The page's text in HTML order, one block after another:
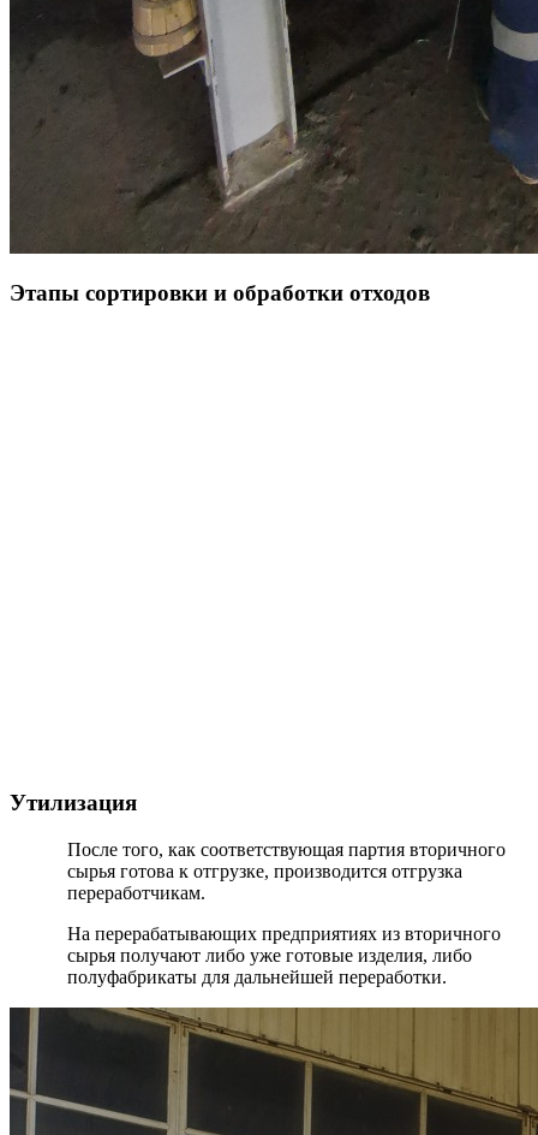
Этапы сортировки и обработки отходов
Утилизация
После того, как соответствующая партия вторичного
сырья готова к отгрузке, производится отгрузка
переработчикам.
На перерабатывающих предприятиях из вторичного
сырья получают либо уже готовые изделия, либо
полуфабрикаты для дальнейшей переработки.